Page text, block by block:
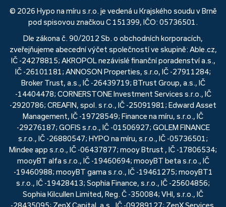
© 2026 Hypo na míru s.r.o. je vedená u Krajského soudu v Brně
pod spisovou značkou C 151399, IČO: 05736501.
Dle zákona č. 90/2012 Sb. o obchodních korporacích,
zveřejňujeme abecední výčet společností ve skupině: Able.cz,
IČ -24278815; AKROPOL nezávislé finanční poradenství a.s.,
IČ -26101181; ANNOSON Properties, s.r.o, IČ -27911284;
Broker Trust, a.s., IČ -26439719; BTrust Group, a.s., IČ
-14404478; CORNERSTONE Investment Services s.r.o., IČ
-2920786; CREAFIN, spol. s r.o., IČ -25091981; Edward Asset
Management, IČ -19728549; Finance na míru, s.r.o., IČ
-29276187; GOFIS s.r.o., IČ -01506927; GOLEM FINANCE
s.r.o., IČ -26880547; HYPO na míru, s.r.o., IČ -05736501;
Mindee app s.r.o., IČ -06437877; mooy Btrust , IČ -17806534;
mooyBT alfa s.r.o., IČ -19460694; mooyBT beta s.r.o., IČ
-19460988; mooyBT gama s.r.o., IČ -19461275; mooyBT1
s.r.o., IČ -19428413; Sophia Finance, s.r.o., IČ -25604856;
Sophia Kilcullen Limited, Reg. Č -350084; VHI, s.r.o., IČ